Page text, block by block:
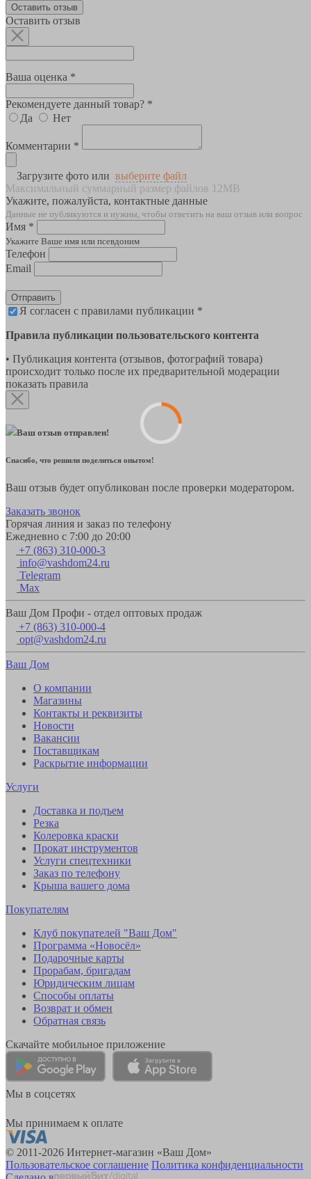
Оставить отзыв
Оставить отзыв
Ваша оценка *
Рекомендуете данный товар? *
Да
Нет
Комментарии *
Загрузите фото или выберите файл
Максимальный суммарный размер файлов 12MB
Укажите, пожалуйста, контактные данные
Данные не публикуются и нужны, чтобы ответить на ваш отзыв или вопрос
Имя *
Укажите Ваше имя или псевдоним
Телефон
Email
Отправить
Я согласен с правилами публикации *
Правила публикации пользовательского контента
• Публикация контента (отзывов, фотографий товара)
происходит только после их предварительной модерации
показать правила
Ваш отзыв отправлен!
Спасибо, что решили поделиться опытом!
Ваш отзыв будет опубликован после проверки модератором.
Заказать звонок
Горячая линия и заказ по телефону
Ежедневно с 7:00 до 20:00
+7 (863) 310-000-3
info@vashdom24.ru
Telegram
Max
Ваш Дом Профи - отдел оптовых продаж
+7 (863) 310-000-4
opt@vashdom24.ru
Ваш Дом
О компании
Магазины
Контакты и реквизиты
Новости
Вакансии
Поставщикам
Раскрытие информации
Услуги
Доставка и подъем
Резка
Колеровка краски
Прокат инструментов
Услуги спецтехники
Заказ по телефону
Крыша вашего дома
Покупателям
Клуб покупателей "Ваш Дом"
Программа «Новосёл»
Подарочные карты
Прорабам, бригадам
Юридическим лицам
Способы оплаты
Возврат и обмен
Обратная связь
Скачайте мобильное приложение
Мы в соцсетях
Мы принимаем к оплате
© 2011-2026 Интернет-магазин «Ваш Дом»
Пользовательское соглашение Политика конфиденциальности